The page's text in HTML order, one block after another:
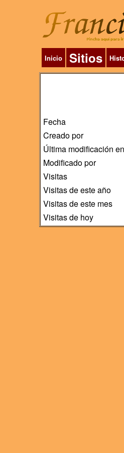
Inicio Sitios
Fecha
Creado por
Última modificación en
Modificado por
Visitas
Visitas de este año
Visitas de este mes
Visitas de hoy